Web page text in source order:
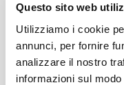
Questo sito web
Utilizziamo i cookie
annunci, per fornire
analizzare il nostro
informazioni sul